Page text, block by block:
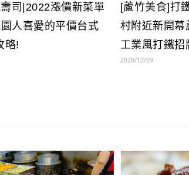
司|2022漲價新菜單
人喜愛的平價台式
略!
[蘆竹美食]打
村附近新開幕
工業風打鐵招
2020/12/29